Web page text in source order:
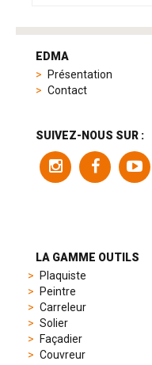
tag
product
sporty
chronographs
elegant
watches.
EDMA
Présentation
Contact
SUIVEZ-NOUS SUR :
LA GAMME OUTILS
Plaquiste
Peintre
Carreleur
Solier
Façadier
Couvreur